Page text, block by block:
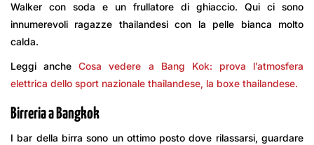
Walker con soda e un frullatore di ghiaccio. Qui ci sono
innumerevoli ragazze thailandesi con la pelle bianca molto
calda.
Leggi ancheCosa vedere a Bang Kok: prova l’atmosfera
elettrica dello sport nazionale thailandese, la boxe thailandese.
Birreria a Bangkok
I bar della birra sono un ottimo posto dove rilassarsi, guardare